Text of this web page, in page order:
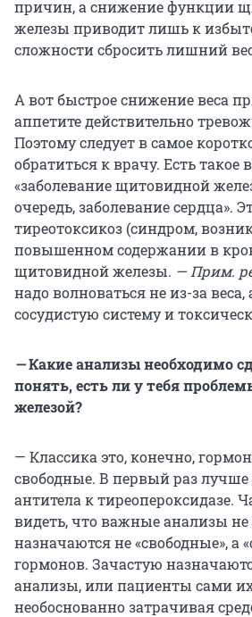
причин, а снижение функции
железы приводит лишь к
сложности сбросить лишний
А вот быстрое снижение веса
аппетите действительно
Поэтому следует в самое
обратиться к врачу. Есть
«заболевание щитовидной
очередь, заболевание сердца».
тиреотоксикоз (синдром,
повышенном содержании в
щитовидной железы. — Прим.
надо волноваться не из-за веса,
сосудистую систему и
—Какие анализы необходимо
понять, есть ли у тебя
железой?
— Классика это, конечно,
свободные. В первый раз лучше
антитела к тиреопероксидазе.
видеть, что важные анализы
назначаются не «свободные», а
гормонов. Зачастую
анализы, или пациенты сами
необоснованно затрачивая